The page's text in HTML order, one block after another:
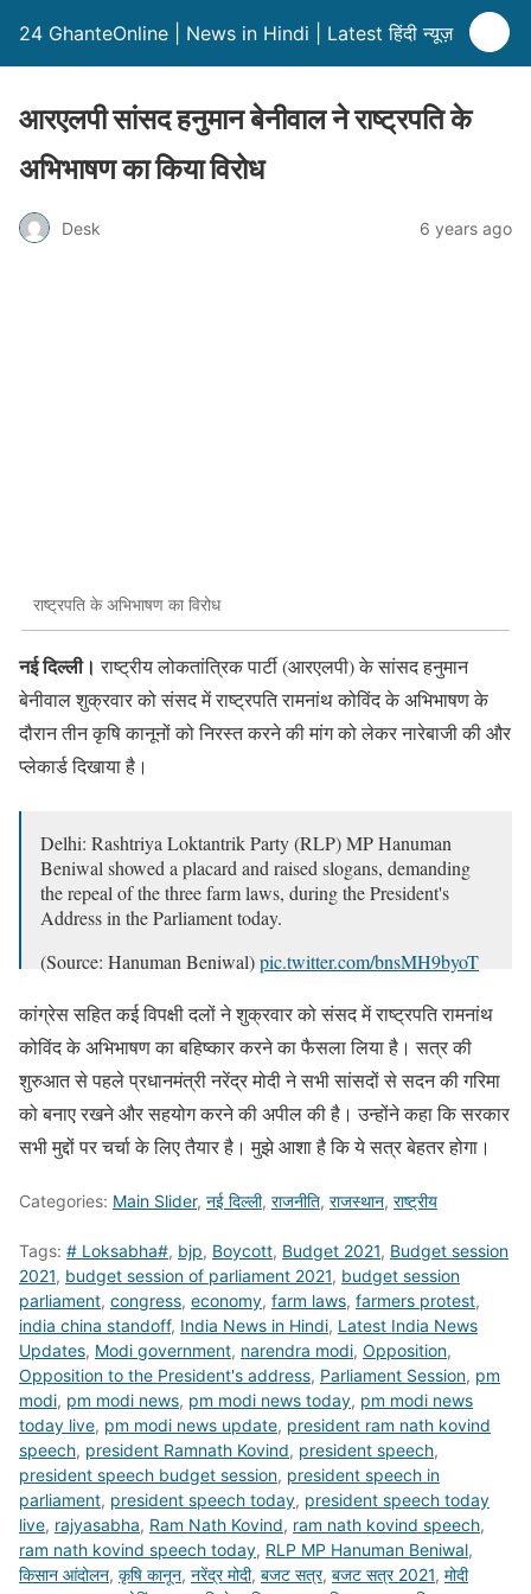
24 GhanteOnline | News in Hindi | Latest हिंदी न्यूज़
आरएलपी सांसद हनुमान बेनीवाल ने राष्ट्रपति के
अभिभाषण का किया विरोध
Desk 6 years ago
राष्ट्रपति के अभिभाषण का विरोध
नई दिल्ली। राष्ट्रीय लोकतांत्रिक पार्टी (आरएलपी) के सांसद हनुमान
बेनीवाल शुक्रवार को संसद में राष्ट्रपति रामनांथ कोविंद के अभिभाषण के
दौरान तीन कृषि कानूनों को निरस्त करने की मांग को लेकर नारेबाजी की और
प्लेकार्ड दिखाया है।
Delhi: Rashtriya Loktantrik Party (RLP) MP Hanuman
Beniwal showed a placard and raised slogans, demanding
the repeal of the three farm laws, during the President's
Address in the Parliament today.
(Source: Hanuman Beniwal)pic.twitter.com/bnsMH9byoT
— ANI (@ANI)January 29, 2021
कांग्रेस सहित कई विपक्षी दलों ने शुक्रवार को संसद में राष्ट्रपति रामनांथ
कोविंद के अभिभाषण का बहिष्कार करने का फैसला लिया है। सत्र की
शुरुआत से पहले प्रधानमंत्री नरेंद्र मोदी ने सभी सांसदों से सदन की गरिमा
को बनाए रखने और सहयोग करने की अपील की है। उन्होंने कहा कि सरकार
सभी मुद्दों पर चर्चा के लिए तैयार है। मुझे आशा है कि ये सत्र बेहतर होगा।
Categories: Main Slider, नई दिल्ली, राजनीति, राजस्थान, राष्ट्रीय
Tags: # Loksabha#, bjp, Boycott, Budget 2021, Budget session
2021, budget session of parliament 2021, budget session
parliament, congress, economy, farm laws, farmers protest,
india china standoff, India News in Hindi, Latest India News
Updates, Modi government, narendra modi, Opposition,
Opposition to the President's address, Parliament Session, pm
modi, pm modi news, pm modi news today, pm modi news
today live, pm modi news update, president ram nath kovind
speech, president Ramnath Kovind, president speech,
president speech budget session, president speech in
parliament, president speech today, president speech today
live, rajyasabha, Ram Nath Kovind, ram nath kovind speech,
ram nath kovind speech today, RLP MP Hanuman Beniwal,
किसान आंदोलन, कृषि कानून, नरेंद्र मोदी, बजट सत्र, बजट सत्र 2021, मोदी